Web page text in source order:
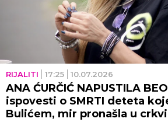
RIJALITI 17:25 10.07.2026
ANA ĆURČIĆ NAPUSTILA
ispovesti o SMRTI deteta
Bulićem, mir pronašla u